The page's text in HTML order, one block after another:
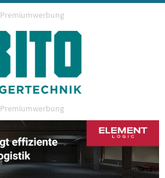
Premiumwerbung
Premiumwerbung